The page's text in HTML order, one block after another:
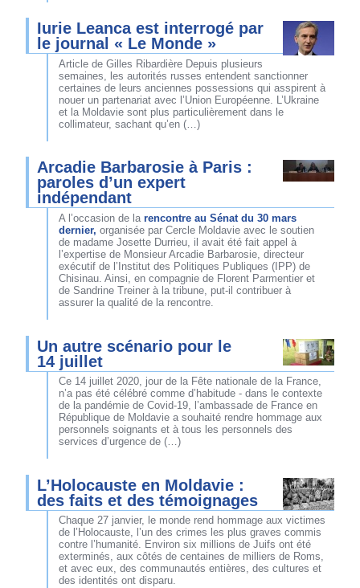
Iurie Leanca est interrogé par
le journal « Le Monde »
Article de Gilles Ribardière Depuis plusieurs
semaines, les autorités russes entendent sanctionner
certaines de leurs anciennes possessions qui asspirent à
nouer un partenariat avec l’Union Européenne. L’Ukraine
et la Moldavie sont plus particulièrement dans le
collimateur, sachant qu’en (…)
Arcadie Barbarosie à Paris :
paroles d’un expert
indépendant
A l’occasion de larencontre au Sénat du 30 mars
dernier, organisée par Cercle Moldavie avec le soutien
de madame Josette Durrieu, il avait été fait appel à
l’expertise de Monsieur Arcadie Barbarosie, directeur
exécutif de l’Institut des Politiques Publiques (IPP) de
Chisinau. Ainsi, en compagnie de Florent Parmentier et
de Sandrine Treiner à la tribune, put-il contribuer à
assurer la qualité de la rencontre.
Un autre scénario pour le
14 juillet
Ce 14 juillet 2020, jour de la Fête nationale de la France,
n’a pas été célébré comme d’habitude - dans le contexte
de la pandémie de Covid-19, l’ambassade de France en
République de Moldavie a souhaité rendre hommage aux
personnels soignants et à tous les personnels des
services d’urgence de (…)
L’Holocauste en Moldavie :
des faits et des témoignages
Chaque 27 janvier, le monde rend hommage aux victimes
de l’Holocauste, l’un des crimes les plus graves commis
contre l’humanité. Environ six millions de Juifs ont été
exterminés, aux côtés de centaines de milliers de Roms,
et avec eux, des communautés entières, des cultures et
des identités ont disparu.